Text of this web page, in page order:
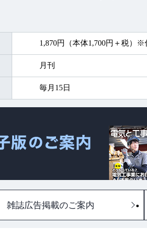
・電気通信工事の疑問はコ
・トレンドジャック！ 最新
・最近の電気関係法令の
・強欲な青木＆消防設備士
・なるほど！ わかる！ モ
ら見てみよう
・制御がわかる 電気工事
作
・“電気交渉人”一之瀬愛
キルアップ講座
1,870円（本体1,700円＋税）※
月刊
毎月15日
雑誌広告掲載のご案内